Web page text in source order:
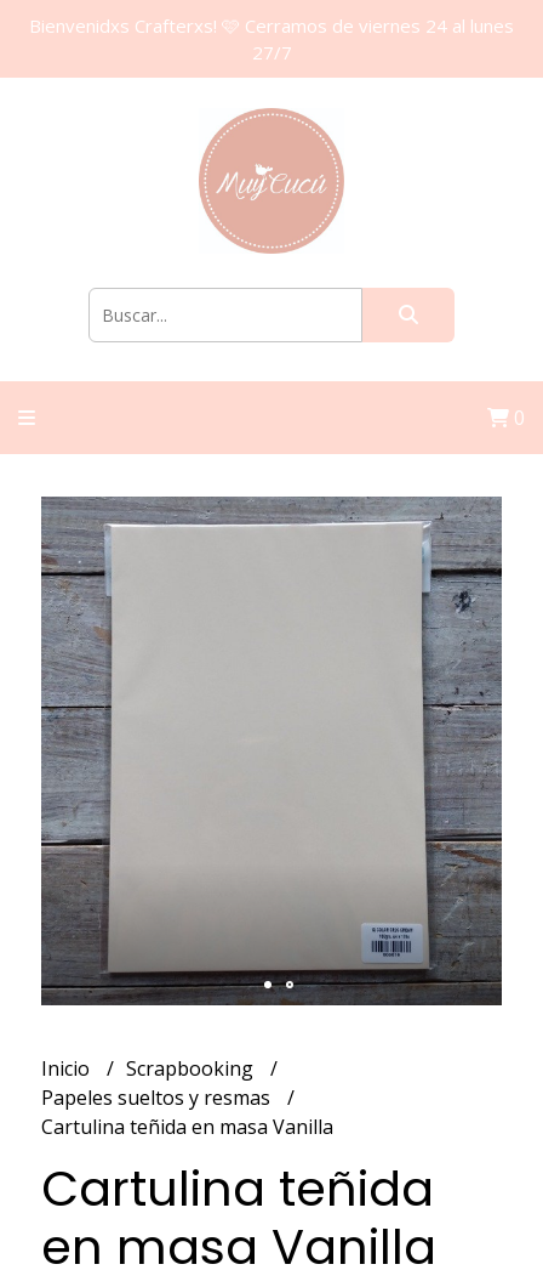
Bienvenidxs Crafterxs! 🩷 Cerramos de viernes 24 al lunes
27/7
0
Inicio
Scrapbooking
Papeles sueltos y resmas
Cartulina teñida en masa Vanilla
Cartulina teñida
en masa Vanilla